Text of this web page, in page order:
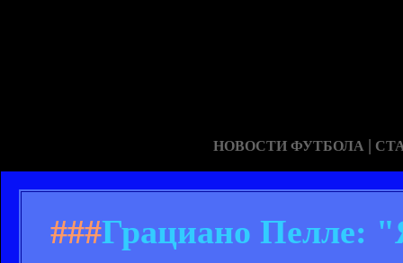
НОВОСТИ ФУТБОЛА |
###Грациано Пелле: